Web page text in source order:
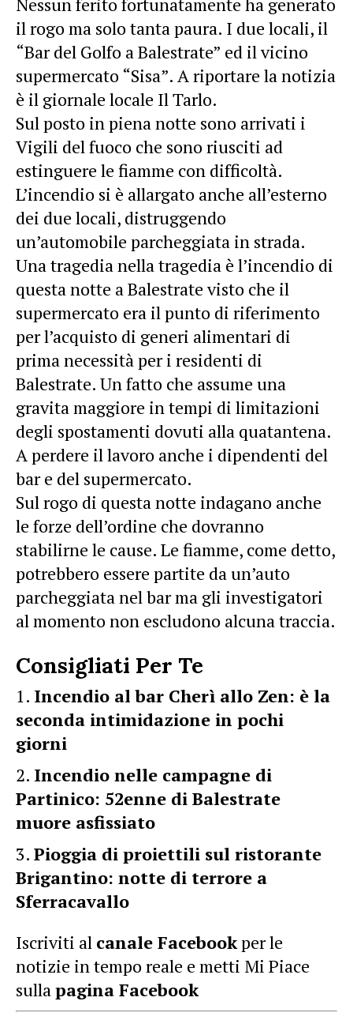
il rogo ma solo tanta paura. I due locali, il
“Bar del Golfo a Balestrate” ed il vicino
supermercato “Sisa”. A riportare la notizia
è il giornale locale Il Tarlo.
Sul posto in piena notte sono arrivati i
Vigili del fuoco che sono riusciti ad
estinguere le fiamme con difficoltà.
L’incendio si è allargato anche all’esterno
dei due locali, distruggendo
un’automobile parcheggiata in strada.
Una tragedia nella tragedia è l’incendio di
questa notte a Balestrate visto che il
supermercato era il punto di riferimento
per l’acquisto di generi alimentari di
prima necessità per i residenti di
Balestrate. Un fatto che assume una
gravita maggiore in tempi di limitazioni
degli spostamenti dovuti alla quatantena.
A perdere il lavoro anche i dipendenti del
bar e del supermercato.
Sul rogo di questa notte indagano anche
le forze dell’ordine che dovranno
stabilirne le cause. Le fiamme, come detto,
potrebbero essere partite da un’auto
parcheggiata nel bar ma gli investigatori
al momento non escludono alcuna traccia.
Consigliati Per Te
Incendio al bar Cherì allo Zen: è la
seconda intimidazione in pochi
giorni
Incendio nelle campagne di
Partinico: 52enne di Balestrate
muore asfissiato
Pioggia di proiettili sul ristorante
Brigantino: notte di terrore a
Sferracavallo
Iscriviti al canale Facebookper le
notizie in tempo reale e metti Mi Piace
sullapagina Facebook